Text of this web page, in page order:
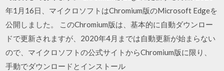
年1月16日、マイクロソフトはChromium版のMicrosoft Edgeを
公開しました。 このChromium版は、基本的に自動ダウンロー
ドで更新されますが、2020年4月までは自動更新が始まらない
ので、マイクロソフトの公式サイトからChromium版に限り、
手動でダウンロードとインストール